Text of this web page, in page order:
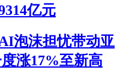
亿元
泡沫担忧带动亚
涨17%至新高